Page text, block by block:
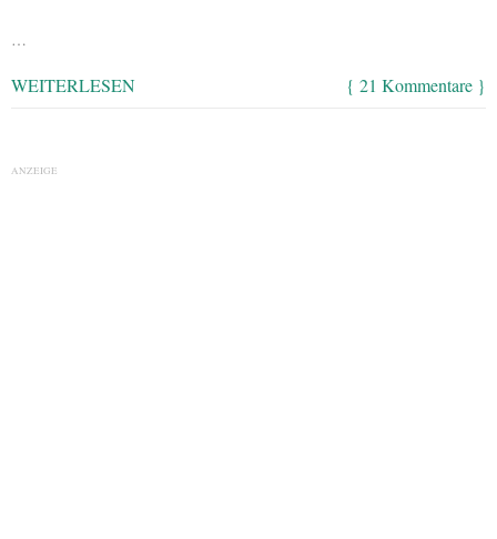
…
WEITERLESEN { 21 Kommentare }
ANZEIGE